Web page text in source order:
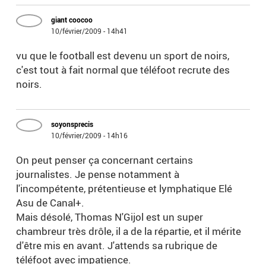
giant coocoo
10/février/2009 - 14h41
vu que le football est devenu un sport de noirs,
c'est tout à fait normal que téléfoot recrute des
noirs.
soyonsprecis
10/février/2009 - 14h16
On peut penser ça concernant certains
journalistes. Je pense notamment à
l'incompétente, prétentieuse et lymphatique Elé
Asu de Canal+.
Mais désolé, Thomas N'Gijol est un super
chambreur très drôle, il a de la répartie, et il mérite
d'être mis en avant. J'attends sa rubrique de
téléfoot avec impatience.